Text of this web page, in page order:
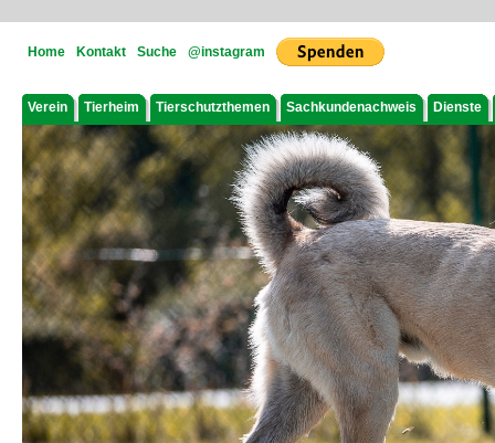
Home Kontakt Suche @instagram
Verein Tierheim Tierschutzthemen Sachkundenachweis Dienste